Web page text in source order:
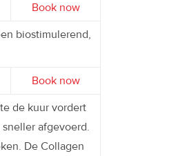
Book now
biostimulerend,
Book now
de kuur vordert
afgevoerd.
De Collagen